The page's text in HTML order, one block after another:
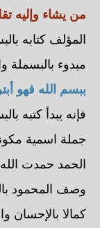
من يشاء وإليه
المؤلف كتابه
مبدوء بالبسملة
ببسم الله فهو أبتر
فإنه يبدأ كتبه
جملة اسمية
الحمد حمدت
وصف المحمود
كمالا بالإحسان